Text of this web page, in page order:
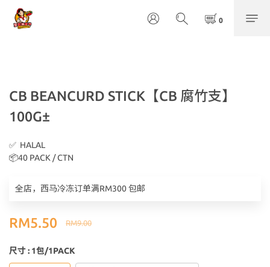
CB BEANCURD STICK【CB 腐竹支】
100G±
✅  HALAL
📦40 PACK / CTN
全店，西马冷冻订单满RM300 包邮
RM9.00
RM5.50
尺寸: 1包/1PACK